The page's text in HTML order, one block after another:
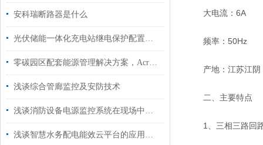
安科瑞断路器是什么
光伏储能一体化充电站继电保护配置及运管平台解决方案
零碳园区配套能源管理解决方案，Acrel-7000 项目实施案例分享
浅谈综合管廊监控及安防技术
浅谈消防设备电源监控系统在现场中的应用分析与产品选型
浅谈智慧水务配电能效云平台的应用与发展
大电流：6A
频率：50Hz
产地：江苏江阴
二、主要特点
1、三相三路回